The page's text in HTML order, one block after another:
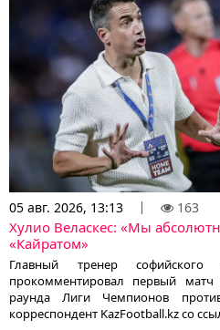
05 авг. 2026, 13:13 163
Хулио Веласкес: «Мы
«Кайратом»
Главный тренер софийского
прокомментировал первый матч
раунда Лиги Чемпионов
корреспондент KazFootball.kz со